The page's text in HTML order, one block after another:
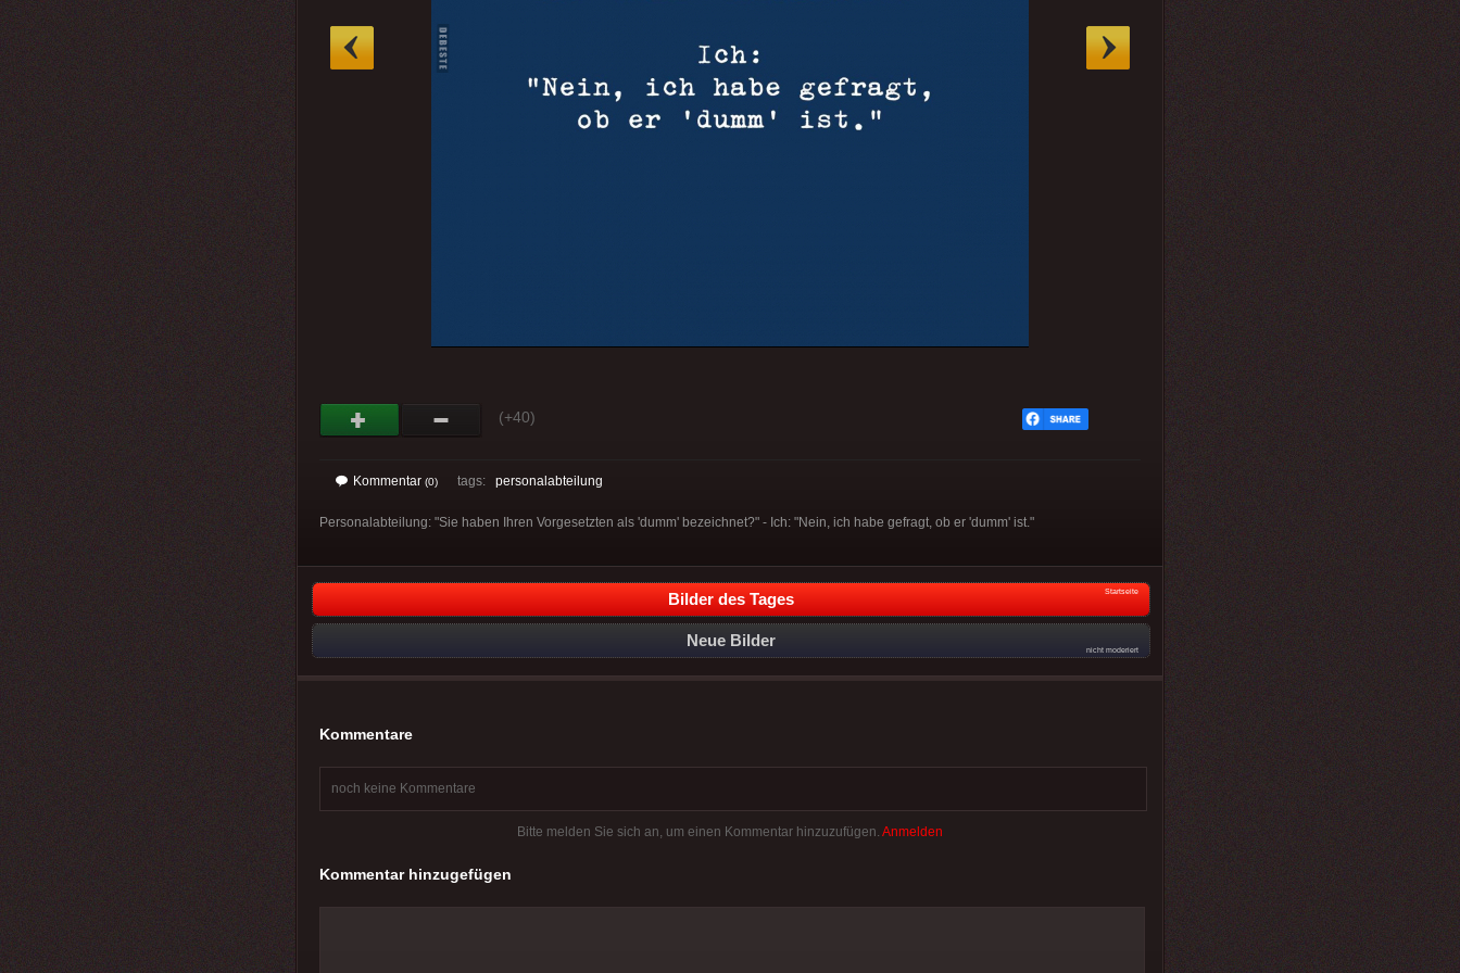
(+40)
Kommentar (0) tags: personalabteilung
Personalabteilung: "Sie haben Ihren Vorgesetzten als 'dumm' bezeichnet?" - Ich: "Nein, ich habe gefragt, ob er 'dumm' ist."
Bilder des Tages Startseite
Neue Bilder
nicht moderiert
Kommentare
noch keine Kommentare
Bitte melden Sie sich an, um einen Kommentar hinzuzufügen. Anmelden
Kommentar hinzugefügen